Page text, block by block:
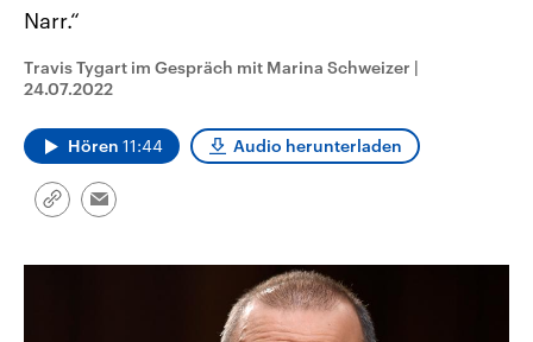
und Hintergründe zu den Parteien
Wahl.
Sendungen
Audio-Archiv
Narr.“
Travis Tygart im Gespräch mit Marina Schweizer |
24.07.2022
Hören 11:44 Audio herunterladen
Link
Email